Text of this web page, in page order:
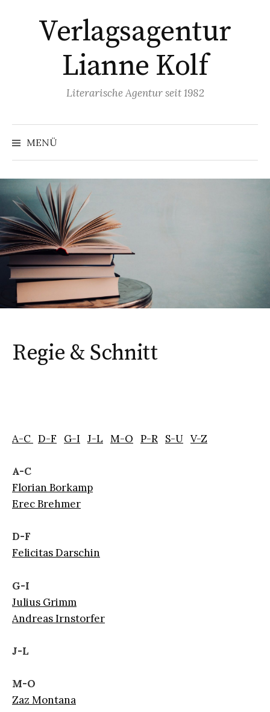
Verlagsagentur
Lianne Kolf
Literarische Agentur seit 1982
MENÜ
Regie & Schnitt
A-C D-F G-I J-L M-O P-R S-U V-Z
A-C
Florian Borkamp
Erec Brehmer
D-F
Felicitas Darschin
G-I
Julius Grimm
Andreas Irnstorfer
J-L
M-O
Zaz Montana